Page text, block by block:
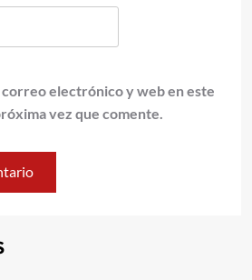
electrónico y web en este
vez que comente.